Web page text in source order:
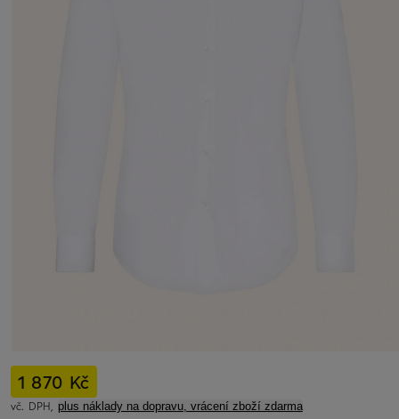
1 870 Kč
vč. DPH, plus náklady na dopravu, vrácení zboží zdarma